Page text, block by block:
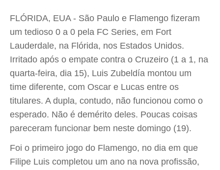
FLÓRIDA, EUA - São Paulo e Flamengo fizeram
um tedioso 0 a 0 pela FC Series, em Fort
Lauderdale, na Flórida, nos Estados Unidos.
Irritado após o empate contra o Cruzeiro (1 a 1, na
quarta-feira, dia 15), Luis Zubeldía montou um
time diferente, com Oscar e Lucas entre os
titulares. A dupla, contudo, não funcionou como o
esperado. Não é demérito deles. Poucas coisas
pareceram funcionar bem neste domingo (19).
Foi o primeiro jogo do Flamengo, no dia em que
Filipe Luis completou um ano na nova profissão,